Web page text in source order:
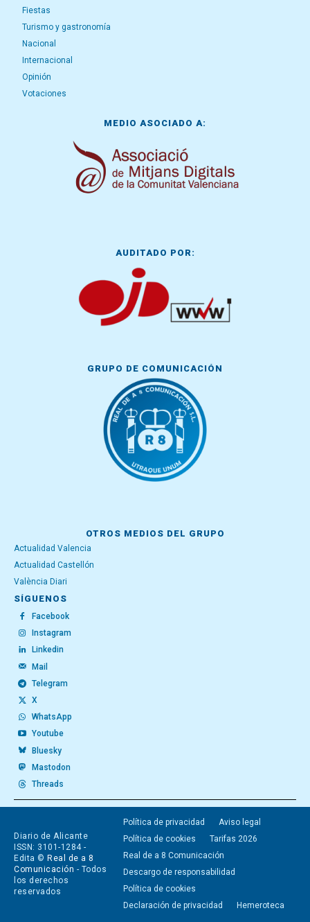
Fiestas
Turismo y gastronomía
Nacional
Internacional
Opinión
Votaciones
MEDIO ASOCIADO A:
AUDITADO POR:
GRUPO DE COMUNICACIÓN
OTROS MEDIOS DEL GRUPO
Actualidad Valencia
Actualidad Castellón
València Diari
SÍGUENOS
Facebook
Instagram
Linkedin
Mail
Telegram
X
WhatsApp
Youtube
Bluesky
Mastodon
Threads
Diario de Alicante
ISSN: 3101-1284 -
Edita © Real de a 8
Comunicación - Todos
los derechos
reservados
Política de privacidad
Aviso legal
Política de cookies
Tarifas 2026
Real de a 8 Comunicación
Descargo de responsabilidad
Política de cookies
Declaración de privacidad
Hemeroteca